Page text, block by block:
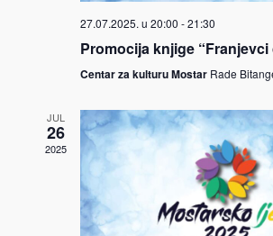
27.07.2025. u 20:00 -21:30
Promocija knjige
Centar za kulturu Mostar Rade
JUL
26
2025